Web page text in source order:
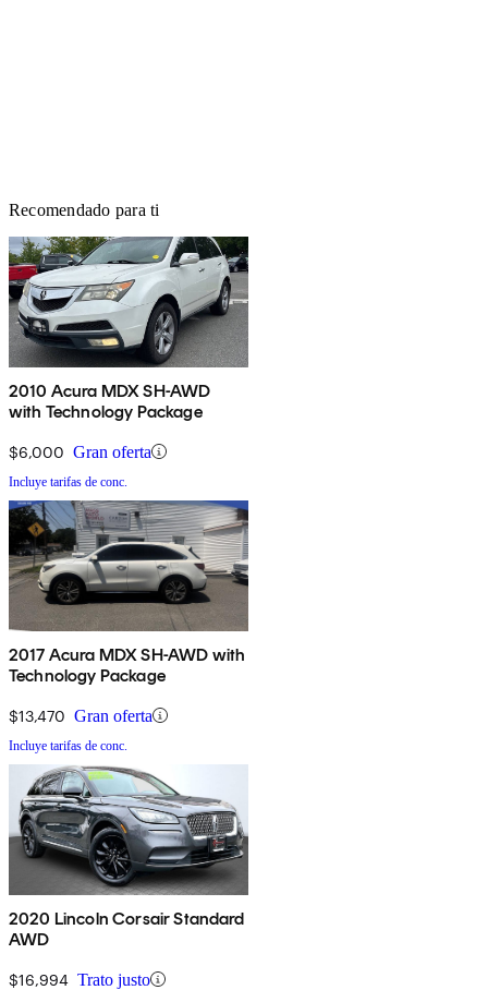
Recomendado para ti
2010 Acura MDX SH-AWD
with Technology Package
$6,000 Gran oferta
Incluye tarifas de conc.
2017 Acura MDX SH-AWD with
Technology Package
$13,470 Gran oferta
Incluye tarifas de conc.
2020 Lincoln Corsair Standard
AWD
$16,994 Trato justo